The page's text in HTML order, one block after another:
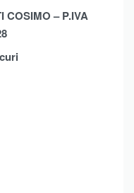
COSIMO – P.IVA